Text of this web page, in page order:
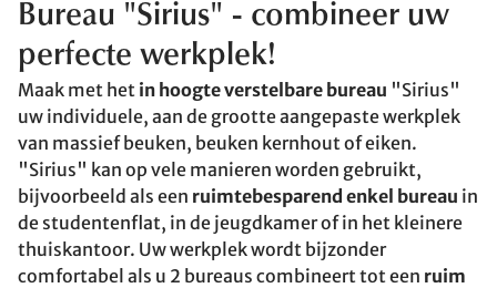
Bureau "Sirius" - combineer uw
perfecte werkplek!
Maak met het in hoogte verstelbare bureau "Sirius"
uw individuele, aan de grootte aangepaste werkplek
van massief beuken, beuken kernhout of eiken.
"Sirius" kan op vele manieren worden gebruikt,
bijvoorbeeld als een ruimtebesparend enkel bureau in
de studentenflat, in de jeugdkamer of in het kleinere
thuiskantoor. Uw werkplek wordt bijzonder
comfortabel als u 2 bureaus combineert tot een ruim